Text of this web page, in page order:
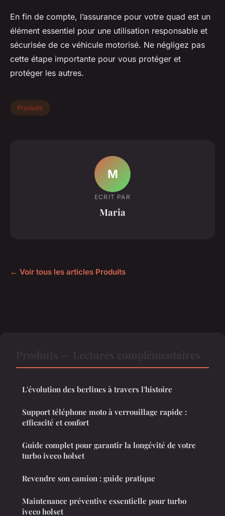
En fin de compte, l’assurance pour votre quad est un
élément essentiel pour une utilisation responsable et
sécurisée de ce véhicule motorisé. Ne négligez pas
cette étape importante pour vous protéger et
protéger les autres.
Produits
M
ECRIT PAR
Maria
← Voir tous les articles Produits
L'évolution des berlines à travers l'histoire
Support téléphone moto à verrouillage rapide :
efficacité et confort
Guide complet pour garantir la longévité de votre
turbo iveco holset
Revendre son camion : guide pratique
Maintenance préventive essentielle pour turbo
iveco holset